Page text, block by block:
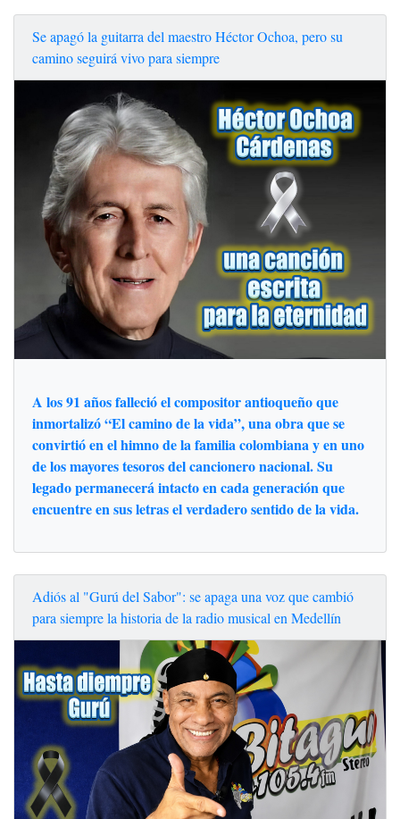
Se apagó la guitarra del maestro Héctor Ochoa, pero su
camino seguirá vivo para siempre
A los 91 años falleció el compositor antioqueño que
inmortalizó “El camino de la vida”, una obra que se
convirtió en el himno de la familia colombiana y en uno
de los mayores tesoros del cancionero nacional. Su
legado permanecerá intacto en cada generación que
encuentre en sus letras el verdadero sentido de la vida.
Adiós al "Gurú del Sabor": se apaga una voz que cambió
para siempre la historia de la radio musical en Medellín